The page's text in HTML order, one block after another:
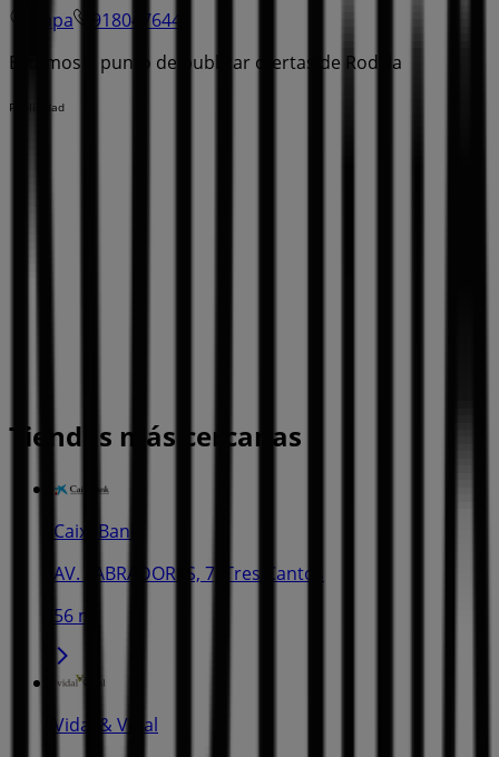
Mapa
918047644
Estamos a punto de publicar ofertas de Rodilla
Publicidad
Tiendas más cercanas
CaixaBank
AV. LABRADORES, 7, Tres Cantos
56 m
Vidal & Vidal